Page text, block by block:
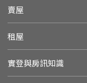
賣屋
租屋
實登與房訊知識